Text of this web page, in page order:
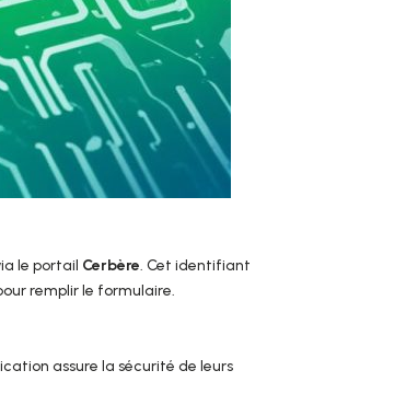
le portail Cerbère. Cet identifiant
remplir le formulaire.
assure la sécurité de leurs